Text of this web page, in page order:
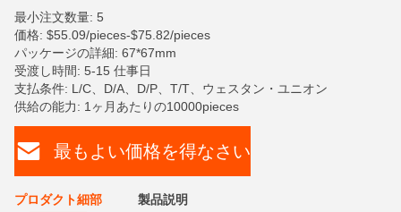
最小注文数量: 5
価格: $55.09/pieces-$75.82/pieces
パッケージの詳細: 67*67mm
受渡し時間: 5-15 仕事日
支払条件: L/C、D/A、D/P、T/T、ウェスタン・ユニオン
供給の能力: 1ヶ月あたりの10000pieces
最もよい価格を得なさい
プロダクト細部 製品説明